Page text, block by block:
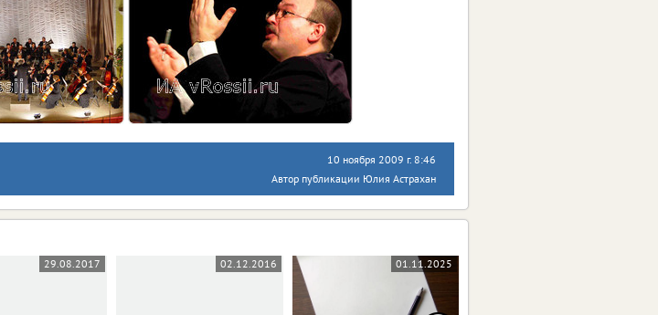
10 ноября 2009 г. 8:46
Автор публикации Юлия Астрахан
29.08.2017 02.12.2016 01.11.2025